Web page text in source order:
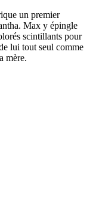
un premier
Max y épingle
scintillants pour
lui tout seul comme
mère.